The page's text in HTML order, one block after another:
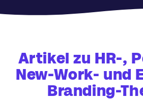
Artikel zu HR-,
New-Work- und
Branding-